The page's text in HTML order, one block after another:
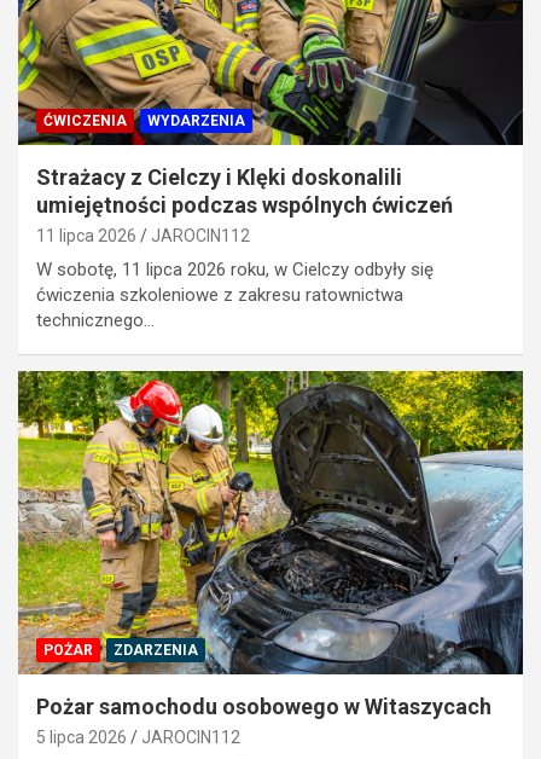
ĆWICZENIA WYDARZENIA
Strażacy z Cielczy i Klęki doskonalili
umiejętności podczas wspólnych ćwiczeń
11 lipca 2026 JAROCIN112
W sobotę, 11 lipca 2026 roku, w Cielczy odbyły się
ćwiczenia szkoleniowe z zakresu ratownictwa
technicznego…
POŻAR ZDARZENIA
Pożar samochodu osobowego w Witaszycach
5 lipca 2026 JAROCIN112